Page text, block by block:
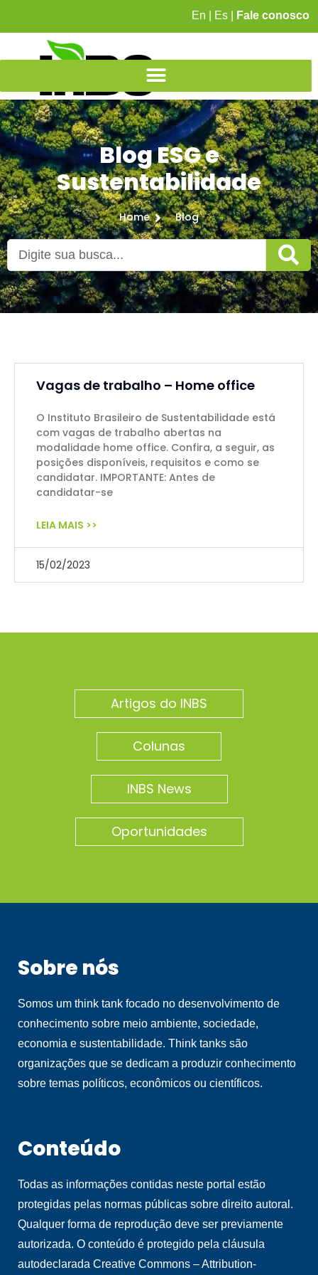
En Es Fale conosco
Blog ESG e
Sustentabilidade
Home Blog
Vagas de trabalho – Home office
O Instituto Brasileiro de Sustentabilidade está
com vagas de trabalho abertas na
modalidade home office. Confira, a seguir, as
posições disponíveis, requisitos e como se
candidatar. IMPORTANTE: Antes de
candidatar-se
LEIA MAIS >>
15/02/2023
Artigos do INBS
Colunas
INBS News
Oportunidades
Sobre nós
Somos um think tank focado no desenvolvimento de
conhecimento sobre meio ambiente, sociedade,
economia e sustentabilidade. Think tanks são
organizações que se dedicam a produzir conhecimento
sobre temas políticos, econômicos ou científicos.
Conteúdo
Todas as informações contidas neste portal estão
protegidas pelas normas públicas sobre direito autoral.
Qualquer forma de reprodução deve ser previamente
autorizada. O conteúdo é protegido pela cláusula
autodeclarada Creative Commons – Attribution-